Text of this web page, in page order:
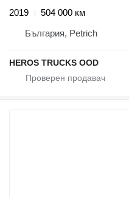
2019
504 000 км
България, Petrich
HEROS TRUCKS OOD